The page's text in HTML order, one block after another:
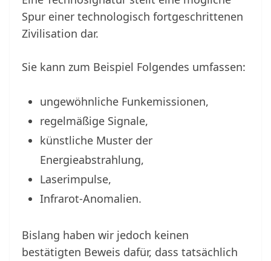
Spur einer technologisch fortgeschrittenen
Zivilisation dar.
Sie kann zum Beispiel Folgendes umfassen:
ungewöhnliche Funkemissionen,
regelmäßige Signale,
künstliche Muster der
Energieabstrahlung,
Laserimpulse,
Infrarot-Anomalien.
Bislang haben wir jedoch keinen
bestätigten Beweis dafür, dass tatsächlich